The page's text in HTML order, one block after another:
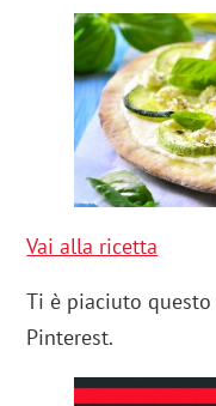
Vai alla ricetta
Ti è piaciuto
Pinterest.